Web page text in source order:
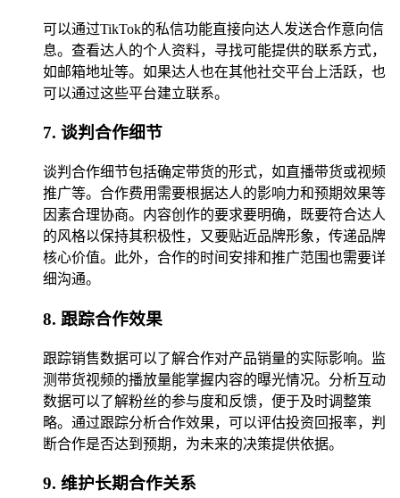
可以通过TikTok的私信功能直接向达人发送合作意向信
息。查看达人的个人资料，寻找可能提供的联系方式，
如邮箱地址等。如果达人也在其他社交平台上活跃，也
可以通过这些平台建立联系。
7. 谈判合作细节
谈判合作细节包括确定带货的形式，如直播带货或视频
推广等。合作费用需要根据达人的影响力和预期效果等
因素合理协商。内容创作的要求要明确，既要符合达人
的风格以保持其积极性，又要贴近品牌形象，传递品牌
核心价值。此外，合作的时间安排和推广范围也需要详
细沟通。
8. 跟踪合作效果
跟踪销售数据可以了解合作对产品销量的实际影响。监
测带货视频的播放量能掌握内容的曝光情况。分析互动
数据可以了解粉丝的参与度和反馈，便于及时调整策
略。通过跟踪分析合作效果，可以评估投资回报率，判
断合作是否达到预期，为未来的决策提供依据。
9. 维护长期合作关系